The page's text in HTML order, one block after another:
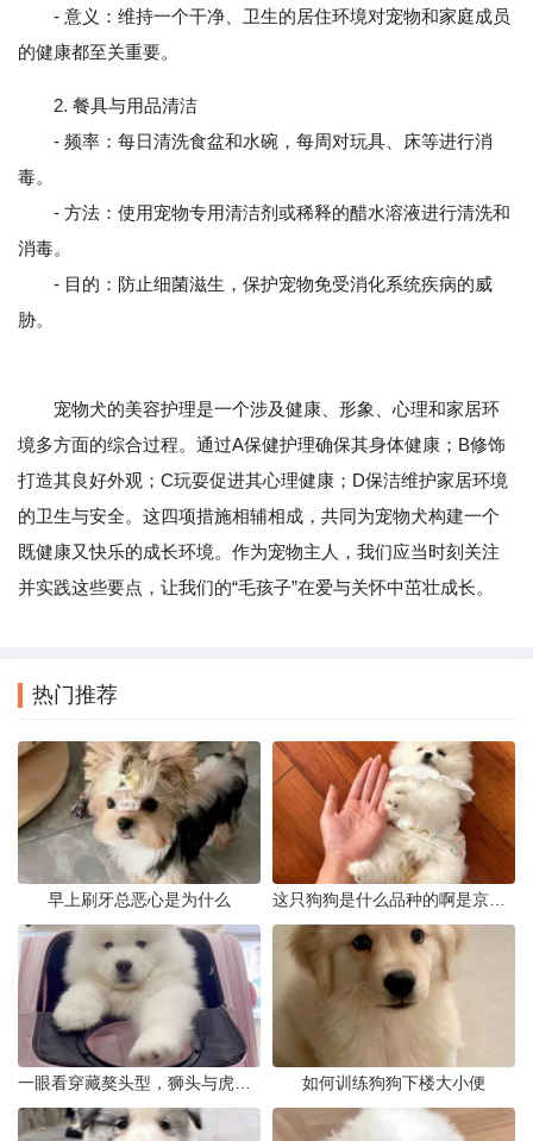
- 意义：维持一个干净、卫生的居住环境对宠物和家庭成员
的健康都至关重要。
2. 餐具与用品清洁
- 频率：每日清洗食盆和水碗，每周对玩具、床等进行消
毒。
- 方法：使用宠物专用清洁剂或稀释的醋水溶液进行清洗和
消毒。
- 目的：防止细菌滋生，保护宠物免受消化系统疾病的威
胁。
宠物犬的美容护理是一个涉及健康、形象、心理和家居环
境多方面的综合过程。通过A保健护理确保其身体健康；B修饰
打造其良好外观；C玩耍促进其心理健康；D保洁维护家居环境
的卫生与安全。这四项措施相辅相成，共同为宠物犬构建一个
既健康又快乐的成长环境。作为宠物主人，我们应当时刻关注
并实践这些要点，让我们的“毛孩子”在爱与关怀中茁壮成长。
热门推荐
早上刷牙总恶心是为什么
如何训练狗狗下楼大小便